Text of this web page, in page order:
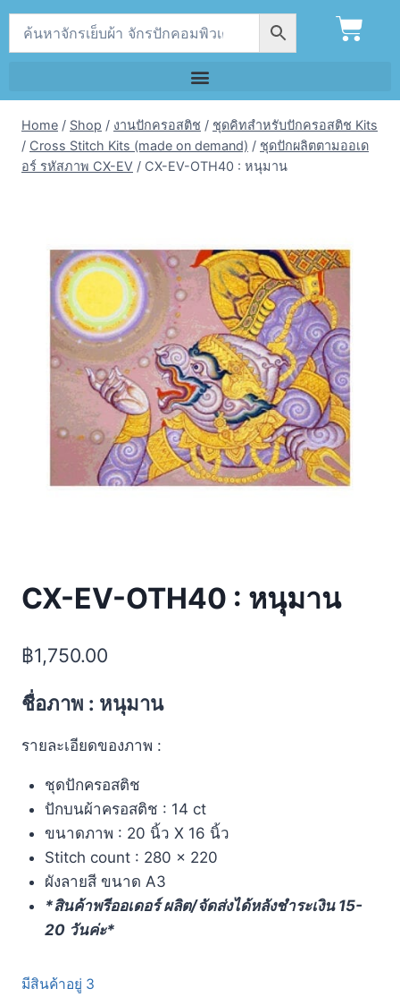
Home / Shop / งานปักครอสติช / ชุดคิทสำหรับปักครอสติช Kits
/ Cross Stitch Kits (made on demand) / ชุดปักผลิตตามออเด
อร์ รหัสภาพ CX-EV / CX-EV-OTH40 : หนุมาน
CX-EV-OTH40 : หนุมาน
฿1,750.00
ชื่อภาพ : หนุมาน
รายละเอียดของภาพ :
ชุดปักครอสติช
ปักบนผ้าครอสติช : 14 ct
ขนาดภาพ : 20 นิ้ว X 16 นิ้ว
Stitch count : 280 x 220
ผังลายสี ขนาด A3
*สินค้าพรีออเดอร์ ผลิต/จัดส่งได้หลังชำระเงิน 15-
20 วันค่ะ*
มีสินค้าอยู่ 3